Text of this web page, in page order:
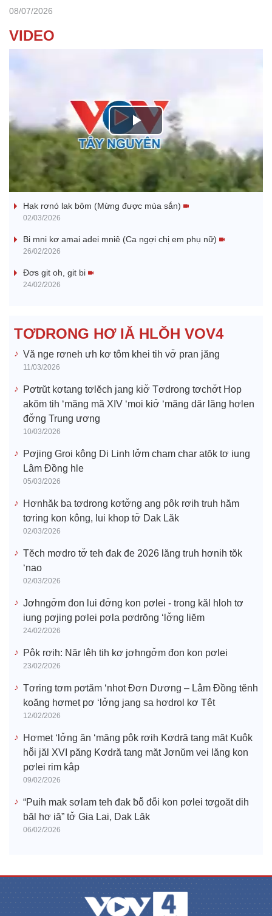
08/07/2026
VIDEO
P
a
V
e
o
Nhớ bạn
Hak rơnó lak bôm (Mừng được mùa sắn)
02/03/2026
Bi mni kơ amai adei mniê (Ca ngợi chị em phụ nữ)
26/02/2026
Đơs git oh, git bi
24/02/2026
TƠDRONG HƠ IĂ HLŎH VOV4
Vă nge rơneh ưh kơ tôm khei tih vơ̆ pran jăng
11/03/2026
Pơtrŭt kơtang tơlĕch jang kiơ̆ Tơdrong tơchơ̆t Hop
akŏm tih ‘măng mă XIV ‘moi kiơ̆ ‘măng dăr lăng hơlen
đơ̆ng Trung ương
10/03/2026
Pơjing Groi kông Di Linh lơ̆m cham char atŏk tơ iung
Lâm Đồng hle
05/03/2026
Hơnhăk ba tơdrong kơtơ̆ng ang pôk rơih truh hăm
tơring kon kông, lui khop tơ̆ Dak Lăk
02/03/2026
Tĕch mơdro tơ̆ teh đak đe 2026 lăng truh hơnih tŏk
‘nao
02/03/2026
Jơhngơ̆m đon lui đơ̆ng kon pơlei - trong kăl hloh tơ
iung pơjing pơlei pơla pơdrŏng ‘lơ̆ng liĕm
24/02/2026
Pôk rơih: Năr lêh tih kơ jơhngơ̆m đon kon pơlei
23/02/2026
Tơring tơm pơtăm ‘nhot Đơn Dương – Lâm Đồng tĕnh
koăng hơmet pơ ‘lơ̆ng jang sa hơdrol kơ Têt
12/02/2026
Hơmet ‘lơ̆ng ăn ‘măng pôk rơih Kơdră tang măt Kuôk
hô̆i jăl XVI păng Kơdră tang măt Jơnŭm vei lăng kon
pơlei rim kâp
09/02/2026
“Puih mak sơlam teh đak ƀô̆ đô̆i kon pơlei tơgoăt dih
băl hơ iă” tơ̆ Gia Lai, Dak Lăk
06/02/2026